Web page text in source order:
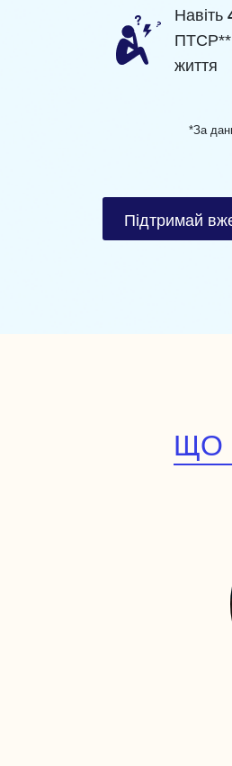
Навіть
життя
*За
Підтримай
ЩО